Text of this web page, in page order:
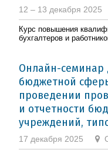
12 – 13 декабря 2025
Курс повышения
бухгалтеров и
Онлайн-семинар
бюджетной
проведении
и отчетности
учреждений,
17 декабря 2025